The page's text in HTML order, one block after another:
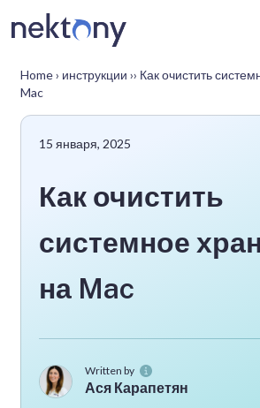
Home› инструкции ›› Как очистить
Mac
15 января, 2025
Как очистить
системное
на Mac
Written by
Ася Карапетян